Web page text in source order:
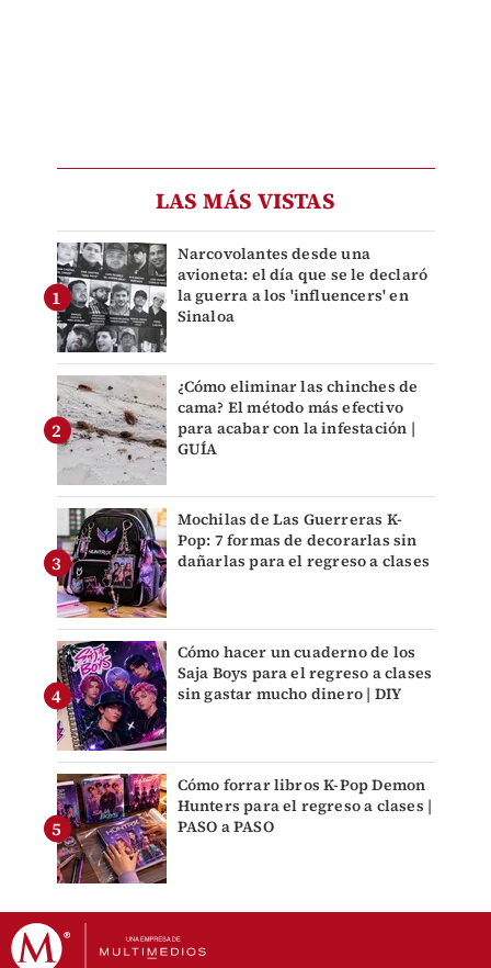
LAS MÁS VISTAS
Narcovolantes desde una
avioneta: el día que se le declaró
la guerra a los 'influencers' en
Sinaloa
¿Cómo eliminar las chinches de
cama? El método más efectivo
para acabar con la infestación |
GUÍA
Mochilas de Las Guerreras K-
Pop: 7 formas de decorarlas sin
dañarlas para el regreso a clases
Cómo hacer un cuaderno de los
Saja Boys para el regreso a clases
sin gastar mucho dinero | DIY
Cómo forrar libros K-Pop Demon
Hunters para el regreso a clases |
PASO a PASO